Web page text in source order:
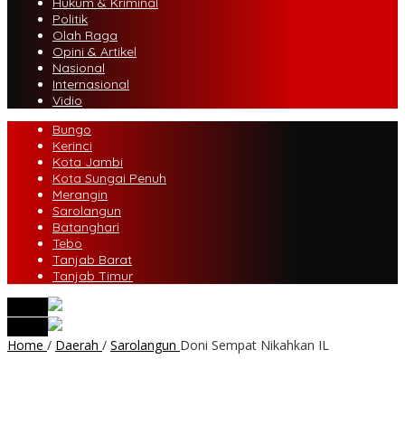
Politik
Olah Raga
Opini & Artikel
Nasional
Internasional
Vidio
Bungo
Kerinci
Kota Jambi
Kota Sungai Penuh
Merangin
Sarolangun
Batanghari
Tebo
Tanjab Barat
Tanjab Timur
Home / Daerah / Sarolangun Doni Sempat Nikahkan IL